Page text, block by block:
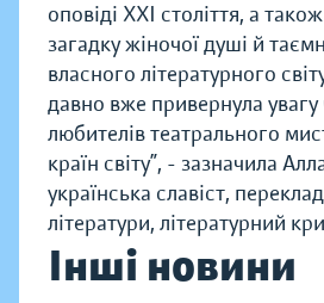
оповіді ХХІ століття, а
загадку жіночої душі й
власного літературного
давно вже привернула увагу
любителів театрального
країн світу”, - зазначила
українська славіст,
літератури, літературний
Інші новини